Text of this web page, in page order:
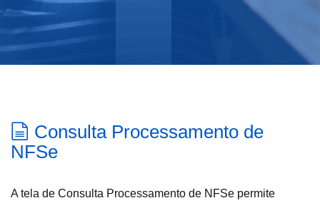
Consulta Processamento de
NFSe
A tela de Consulta Processamento de NFSe permite